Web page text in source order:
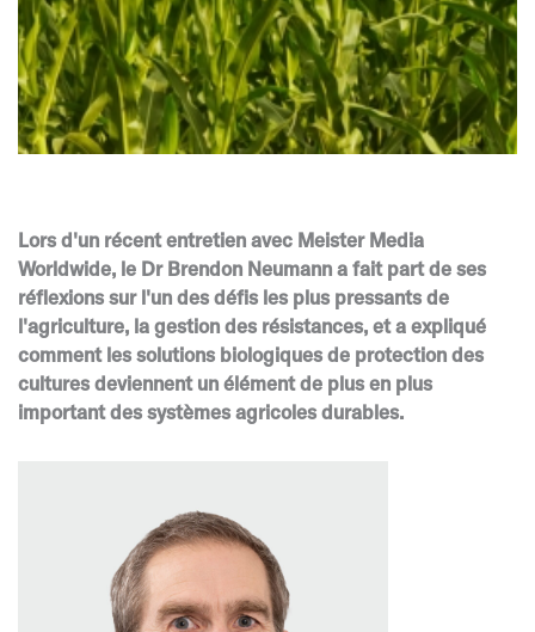
Lors d'un récent entretien avec Meister Media
Worldwide, le Dr Brendon Neumann a fait part de ses
réflexions sur l'un des défis les plus pressants de
l'agriculture, la gestion des résistances, et a expliqué
comment les solutions biologiques de protection des
cultures deviennent un élément de plus en plus
important des systèmes agricoles durables.